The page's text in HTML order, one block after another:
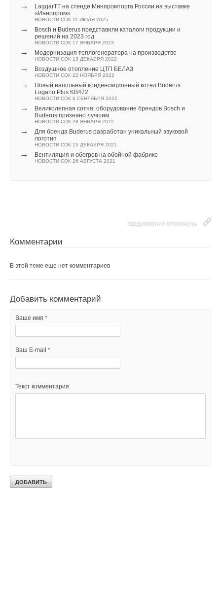
→
LaggarTT на стенде Минпромторга России на выставке
«Иннопром»
НОВОСТИ СОК 11 ИЮЛЯ 2025
→
Bоsch и Buderus представили каталоги продукции и
решений на 2023 год
НОВОСТИ СОК 17 ЯНВАРЯ 2023
→ Модернизация теплогенератора на производстве
НОВОСТИ СОК 13 ДЕКАБРЯ 2022
→ Воздушное отопление ЦТП БЕЛАЗ
НОВОСТИ СОК 22 НОЯБРЯ 2022
→
Новый напольный конденсационный котел Buderus
Logano Plus KB472
НОВОСТИ СОК 6 СЕНТЯБРЯ 2022
→
Великолепная сотня: оборудование брендов Bosch и
Buderus признано лучшим
НОВОСТИ СОК 28 ЯНВАРЯ 2022
→
Для бренда Buderus разработан уникальный звуковой
логотип
НОВОСТИ СОК 15 ДЕКАБРЯ 2021
→ Вентиляция и обогрев на обойной фабрике
НОВОСТИ СОК 26 АВГУСТА 2021
Уведомления отключены
Комментарии
В этой теме еще нет комментариев
Добавить комментарий
Ваше имя *
Ваш E-mail *
Текст комментария